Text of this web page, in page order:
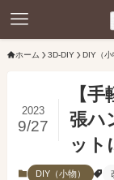
ホーム 3D-DIY DIY（小
【
張ハ
ット
2023
9/27
DIY（小物）